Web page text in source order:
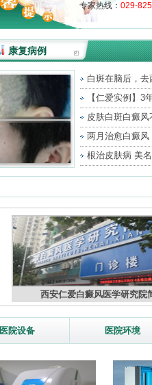
专家热线： 029-
康复病例
白斑在脑后，去
将
【仁爱实例】3
治皮肤白斑白癜风
很两月治愈白癜风
重根治皮肤病 美
西安仁爱白癜风医学研究院
医院设备 医院环境